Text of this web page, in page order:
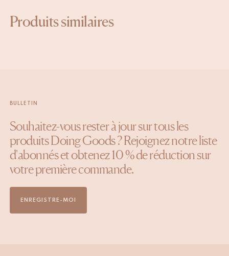
Produits similaires
BULLETIN
Souhaitez-vous rester à jour sur tous les
produits Doing Goods ? Rejoignez notre liste
d'abonnés et obtenez 10 % de réduction sur
votre première commande.
ENREGISTRE-MOI